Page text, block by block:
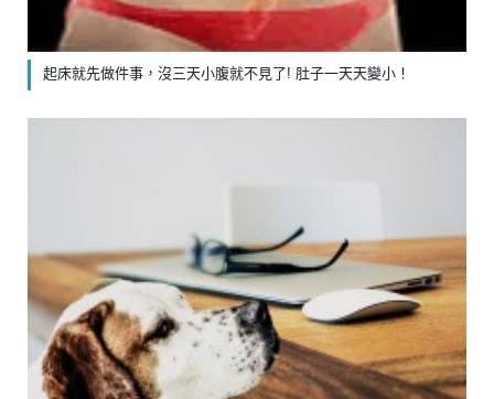
起床就先做件事，沒三天小腹就不見了! 肚子一天天變小！